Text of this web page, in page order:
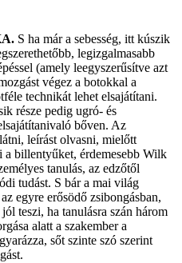
S ha már a sebesség, itt kúszik
legizgalmasabb
(amely leegyszerűsítve azt
végez a botokkal a
technikát lehet elsajátítani.
része pedig ugró- és
bőven. Az
leírást olvasni, mielőtt
a billentyűket, érdemesebb Wilk
tanulás, az edzőtől
tudást. S bár a mai világ
egyre erősödő zsibongásban,
teszi, ha tanulásra szán három
alatt a szakember a
sőt szinte szó szerint